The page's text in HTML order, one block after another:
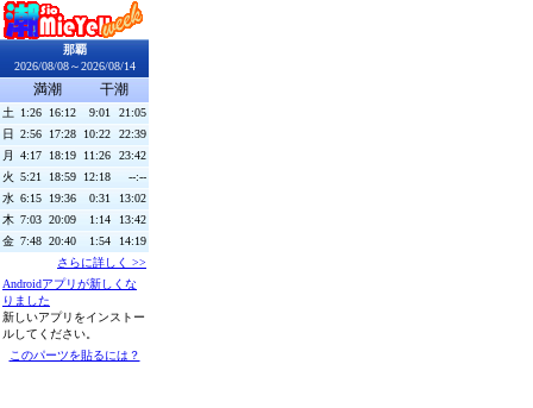
那覇
2026/08/08～2026/08/14
満潮 干潮
土 1:26 16:12 9:01
21:05
日 2:56 17:28 10:22
22:39
月
4:17 18:19 11:26
23:42
火 5:21 18:59 12:18
--:--
水 6:15 19:36 0:31
13:02
木 7:03 20:09 1:14
13:42
金 7:48 20:40 1:54
14:19
さらに詳しく >>
Androidアプリが新しくな
りました
新しいアプリをインストー
ルしてください。
このパーツを貼るには？